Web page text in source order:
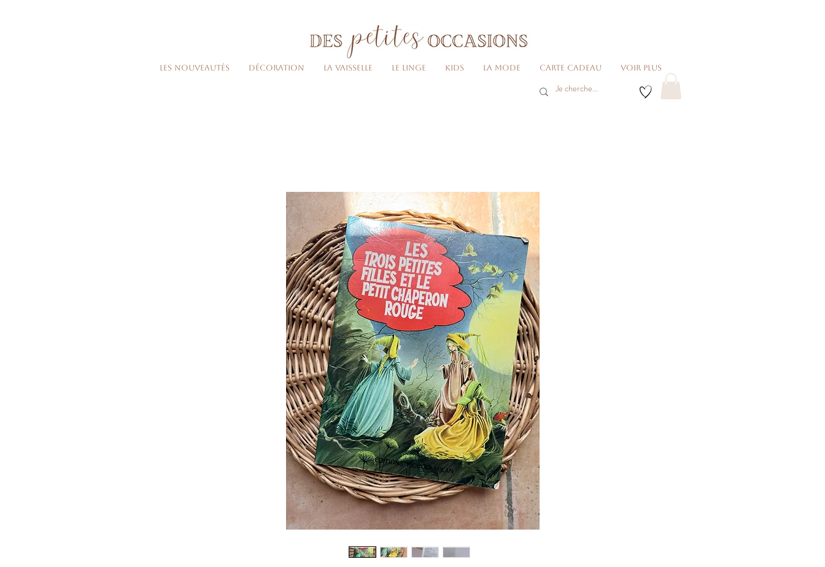
Les nouveautés Décoration La vaisselle Le linge Kids La Mode Carte cadeau voir plus